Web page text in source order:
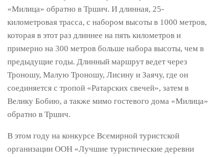
«Милица» обратно в Тршич. И длинная, 25-
километровая трасса, с набором высоты в 1000 метров,
которая в этот раз длиннее на пять километров и
примерно на 300 метров больше набора высоты, чем в
предыдущие годы. Длинный маршрут ведет через
Троношу, Малую Троношу, Лисину и Заячу, где он
соединяется с тропой «Ратарских свечей», затем в
Велику Бобию, а также мимо гостевого дома «Милица»
обратно в Тршич.
В этом году на конкурсе Всемирной туристской
организации ООН «Лучшие туристические деревни